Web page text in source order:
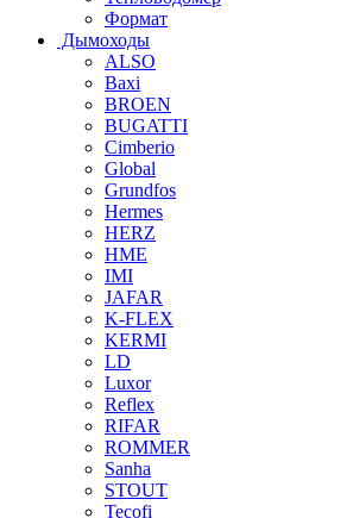
Формат
Дымоходы
ALSO
Baxi
BROEN
BUGATTI
Cimberio
Global
Grundfos
Hermes
HERZ
HME
IMI
JAFAR
K-FLEX
KERMI
LD
Luxor
Reflex
RIFAR
ROMMER
Sanha
STOUT
Tecofi